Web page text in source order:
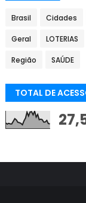
Brasil Cidades
Geral LOTERIAS
Região SAÚDE
TOTAL DE